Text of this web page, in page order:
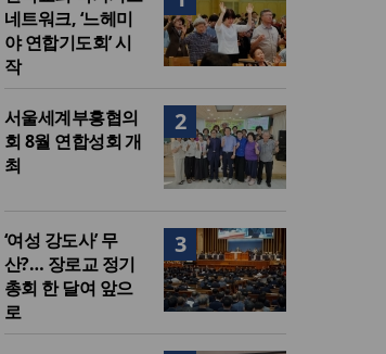
중증 입원·재활 확충 과제
네트워크, ‘느헤미
야 연합기도회’ 시
작
2
서울세계부흥협의
회 8월 연합성회 개
최
3
‘여성 강도사’ 무
산?… 장로교 정기
총회 한 달여 앞으
로